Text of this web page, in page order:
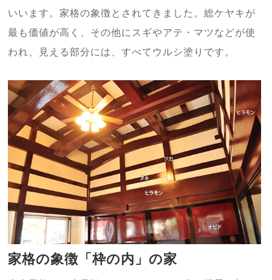
いいます。家格の象徴とされてきました。総ケヤキが
最も価値が高く、その他にスギやアテ・マツなどが使
われ、見える部分には、すべてウルシ塗りです。
家格の象徴「枠の内」の家